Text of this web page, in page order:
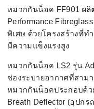
หมวกกันน็อค FF901 ผลิ
Performance
พิเศษ ด้วยโครงสร้างที่ท
มีความแข็งแรงสูง
หมวกกันน็อค LS2 รุ่น
ช่องระบายอากาศที่สาม
หมวกกันน็อคประกอบด้ว
Breath Deflector (อุปก